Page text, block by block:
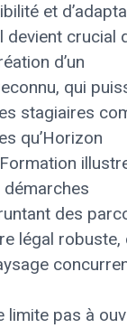
et
devient crucial
d’un
qui
stagiaires
qu’Horizon
des
légal robuste,
limite pas à